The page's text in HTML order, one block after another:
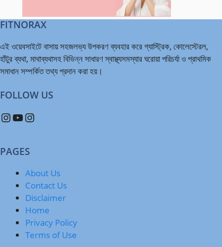
FITNORAX
এই ওয়েবসাইটে বাসায় সহজলভ্য উপকরণ ব্যবহার করে গ্যাস্ট্রিক, কোলেস্টেরল,
হাঁটুর ব্যথা, মাথাব্যথাসহ বিভিন্ন সাধারণ স্বাস্থ্যসমস্যার ঘরোয়া পরিচর্যা ও প্রাথমিক
সমাধান সম্পর্কিত তথ্য প্রদান করা হয়।
FOLLOW US
InstagramYouTube Instagram
PAGES
About Us
Contact Us
Disclaimer
Home
Privacy Policy
Terms of Use